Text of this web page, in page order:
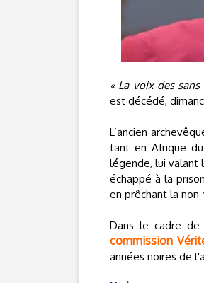
« La voix des
est décédé,
L’ancien
tant en Afrique
légende, lui valant
échappé à la
en prêchant la
Dans le cadre de
commission
années noires de